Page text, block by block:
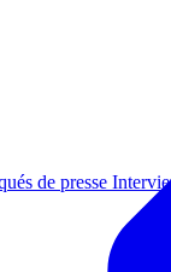
de presse